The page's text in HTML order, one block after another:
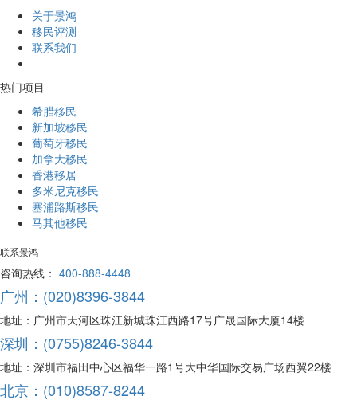
关于景鸿
移民评测
联系我们
热门项目
希腊移民
新加坡移民
葡萄牙移民
加拿大移民
香港移居
多米尼克移民
塞浦路斯移民
马其他移民
联系景鸿
咨询热线： 400-888-4448
广州：(020)8396-3844
地址：广州市天河区珠江新城珠江西路17号广晟国际大厦14楼
深圳：(0755)8246-3844
地址：深圳市福田中心区福华一路1号大中华国际交易广场西翼22楼
北京：(010)8587-8244